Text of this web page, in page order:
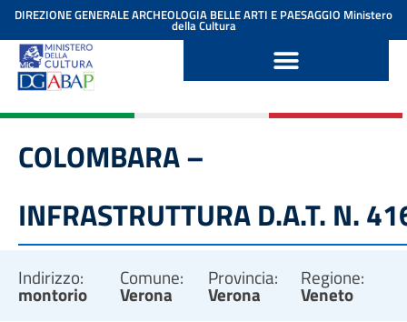
contenuto
DIREZIONE GENERALE ARCHEOLOGIA BELLE ARTI E PAESAGGIO Ministero
della Cultura
COLOMBARA –
INFRASTRUTTURA D.A.T. N.
Indirizzo:
montorio
Comune:
Verona
Provincia:
Verona
Regione:
Veneto